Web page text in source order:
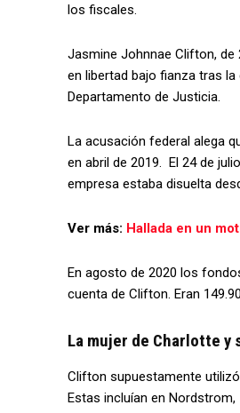
los fiscales.
Jasmine Johnnae Clifton, de
en libertad bajo fianza tras
Departamento de Justicia.
La acusación federal alega
en abril de 2019. El 24 de
empresa estaba disuelta
Ver más: Hallada en un
En agosto de 2020 los
cuenta de Clifton. Eran
La mujer de Charlotte y
Clifton supuestamente
Estas incluían en Nordstrom,